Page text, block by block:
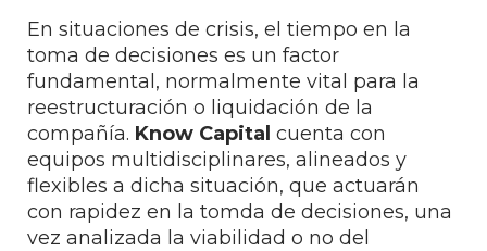
En situaciones de crisis, el tiempo en la
toma de decisiones es un factor
fundamental, normalmente vital para la
reestructuración o liquidación de la
compañía. Know Capital cuenta con
equipos multidisciplinares, alineados y
flexibles a dicha situación, que actuarán
con rapidez en la tomda de decisiones, una
vez analizada la viabilidad o no del